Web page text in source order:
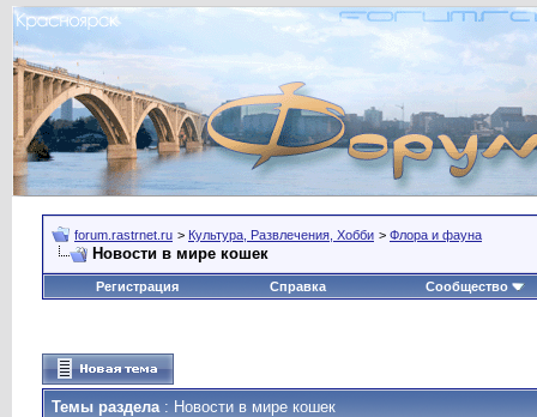
forum.rastrnet.ru > Культура, Развлечения, Хобби > Флора и фауна
Новости в мире кошек
Регистрация Справка Сообщество
Темы раздела: Новости в мире кошек